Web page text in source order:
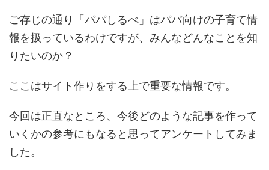
ご存じの通り「パパしるべ」はパパ向けの子育て情
報を扱っているわけですが、みんなどんなことを知
りたいのか？
ここはサイト作りをする上で重要な情報です。
今回は正直なところ、今後どのような記事を作って
いくかの参考にもなると思ってアンケートしてみま
した。